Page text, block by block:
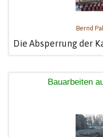
Bernd
Die Absperrung der
Bauarbeiten